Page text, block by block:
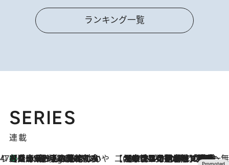
ランキング一覧
SERIES
連載
47都道府県の手みやげ ひんやりスイーツで夏を満喫
7 Hours Ago
【兵庫県】この夏絶対食べたい 冷やしておいしいおやつ3選 淡路島の恵みをジェラートに集約 【CREA×星野リゾート】唯一無二。癒しと発見が待つ場所へ
2026.8.7
【トンボの足水浴】ヒノキの香りに包まれて涼感マックス！約13℃の湧水かけ流しを避暑地「星野温泉 トンボの湯」で体験